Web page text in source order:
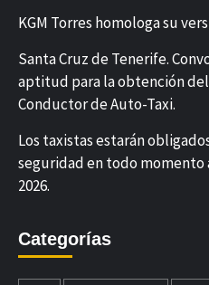
KGM Torres homologa su
Santa Cruz de Tenerife.
aptitud para la obtención
Conductor de Auto-Taxi.
Los taxistas estarán
seguridad en todo
2026.
Categorías